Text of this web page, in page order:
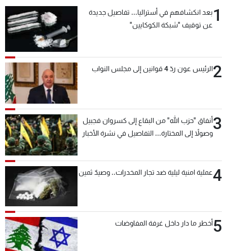
1بعد انكشافهم في أستراليا... تفاصيل جديدة
عن توقيف "شبكة الكوكايين"
2الرئيس عون ردّ 4 قوانين إلى مجلس النواب
3أنفاق "حزب الله" من البقاع إلى كسروان فجبيل
وصولاً إلى المختارة... التفاصيل في نشرة الأخبار
4عملية امنية ليلية ضد تجار المخدرات.. وصيدٌ ثمين
5أخطر ما دار داخل غرفة المفاوضات
عن MTV
الإنـتـاج
وظائف
سياسة الخصوصية